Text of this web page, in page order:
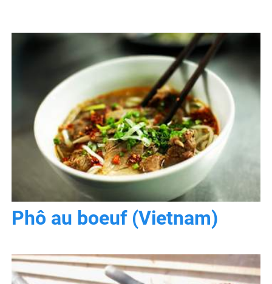
Phô au boeuf (Vietnam)